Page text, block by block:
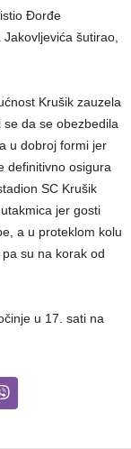
Đorđe
šutirao,
Krušik zauzela
da se obezbedila
u dobroj formi jer
definitivno osigura
SC Krušik
jer gosti
a u proteklom kolu
su na korak od
u 17. sati na